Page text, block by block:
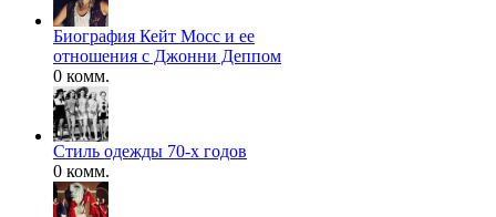
Биография Кейт Мосс и ее
отношения с Джонни Деппом
0 комм.
Стиль одежды 70-х годов
0 комм.